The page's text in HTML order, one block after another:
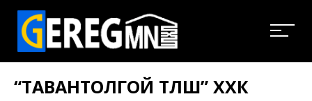
“ТАВАНТОЛГОЙ ТҮЛШ” ХХК